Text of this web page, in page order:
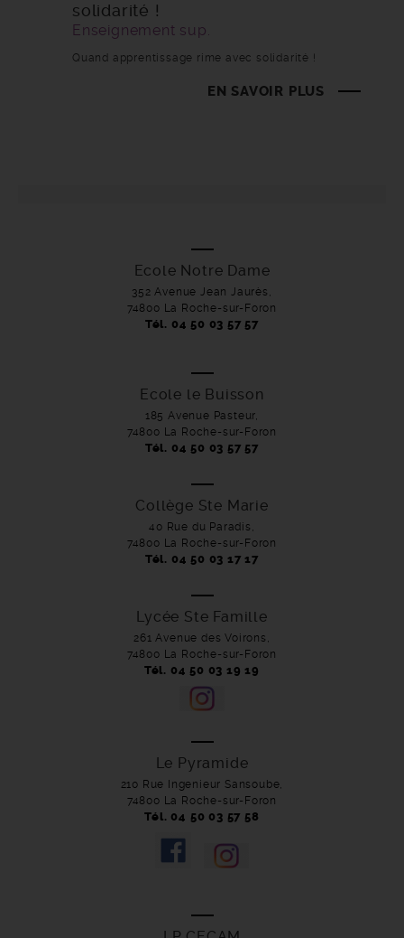
solidarité !
Enseignement sup.
Quand apprentissage rime avec solidarité !
EN SAVOIR PLUS
Ecole Notre Dame
352 Avenue Jean Jaurès,
74800 La Roche-sur-Foron
Tél. 04 50 03 57 57
Ecole le Buisson
185 Avenue Pasteur,
74800 La Roche-sur-Foron
Tél. 04 50 03 57 57
Collège Ste Marie
40 Rue du Paradis,
74800 La Roche-sur-Foron
Tél. 04 50 03 17 17
Lycée Ste Famille
261 Avenue des Voirons,
74800 La Roche-sur-Foron
Tél. 04 50 03 19 19
Le Pyramide
210 Rue Ingenieur Sansoube,
74800 La Roche-sur-Foron
Tél. 04 50 03 57 58